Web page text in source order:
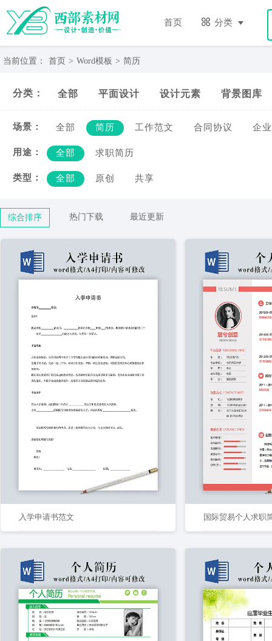
首页 分类
历-
西
部
素当前位置： 首页 > Word模板 > 简历
分类： 全部 平面设计 设计元素 背景图库
场景： 全部 简历 工作范文 合同协议 企
用途： 全部 求职简历
类型： 全部 原创 共享
综合排序 热门下载 最近更新
入学申请书范文 国际贸易个人求职